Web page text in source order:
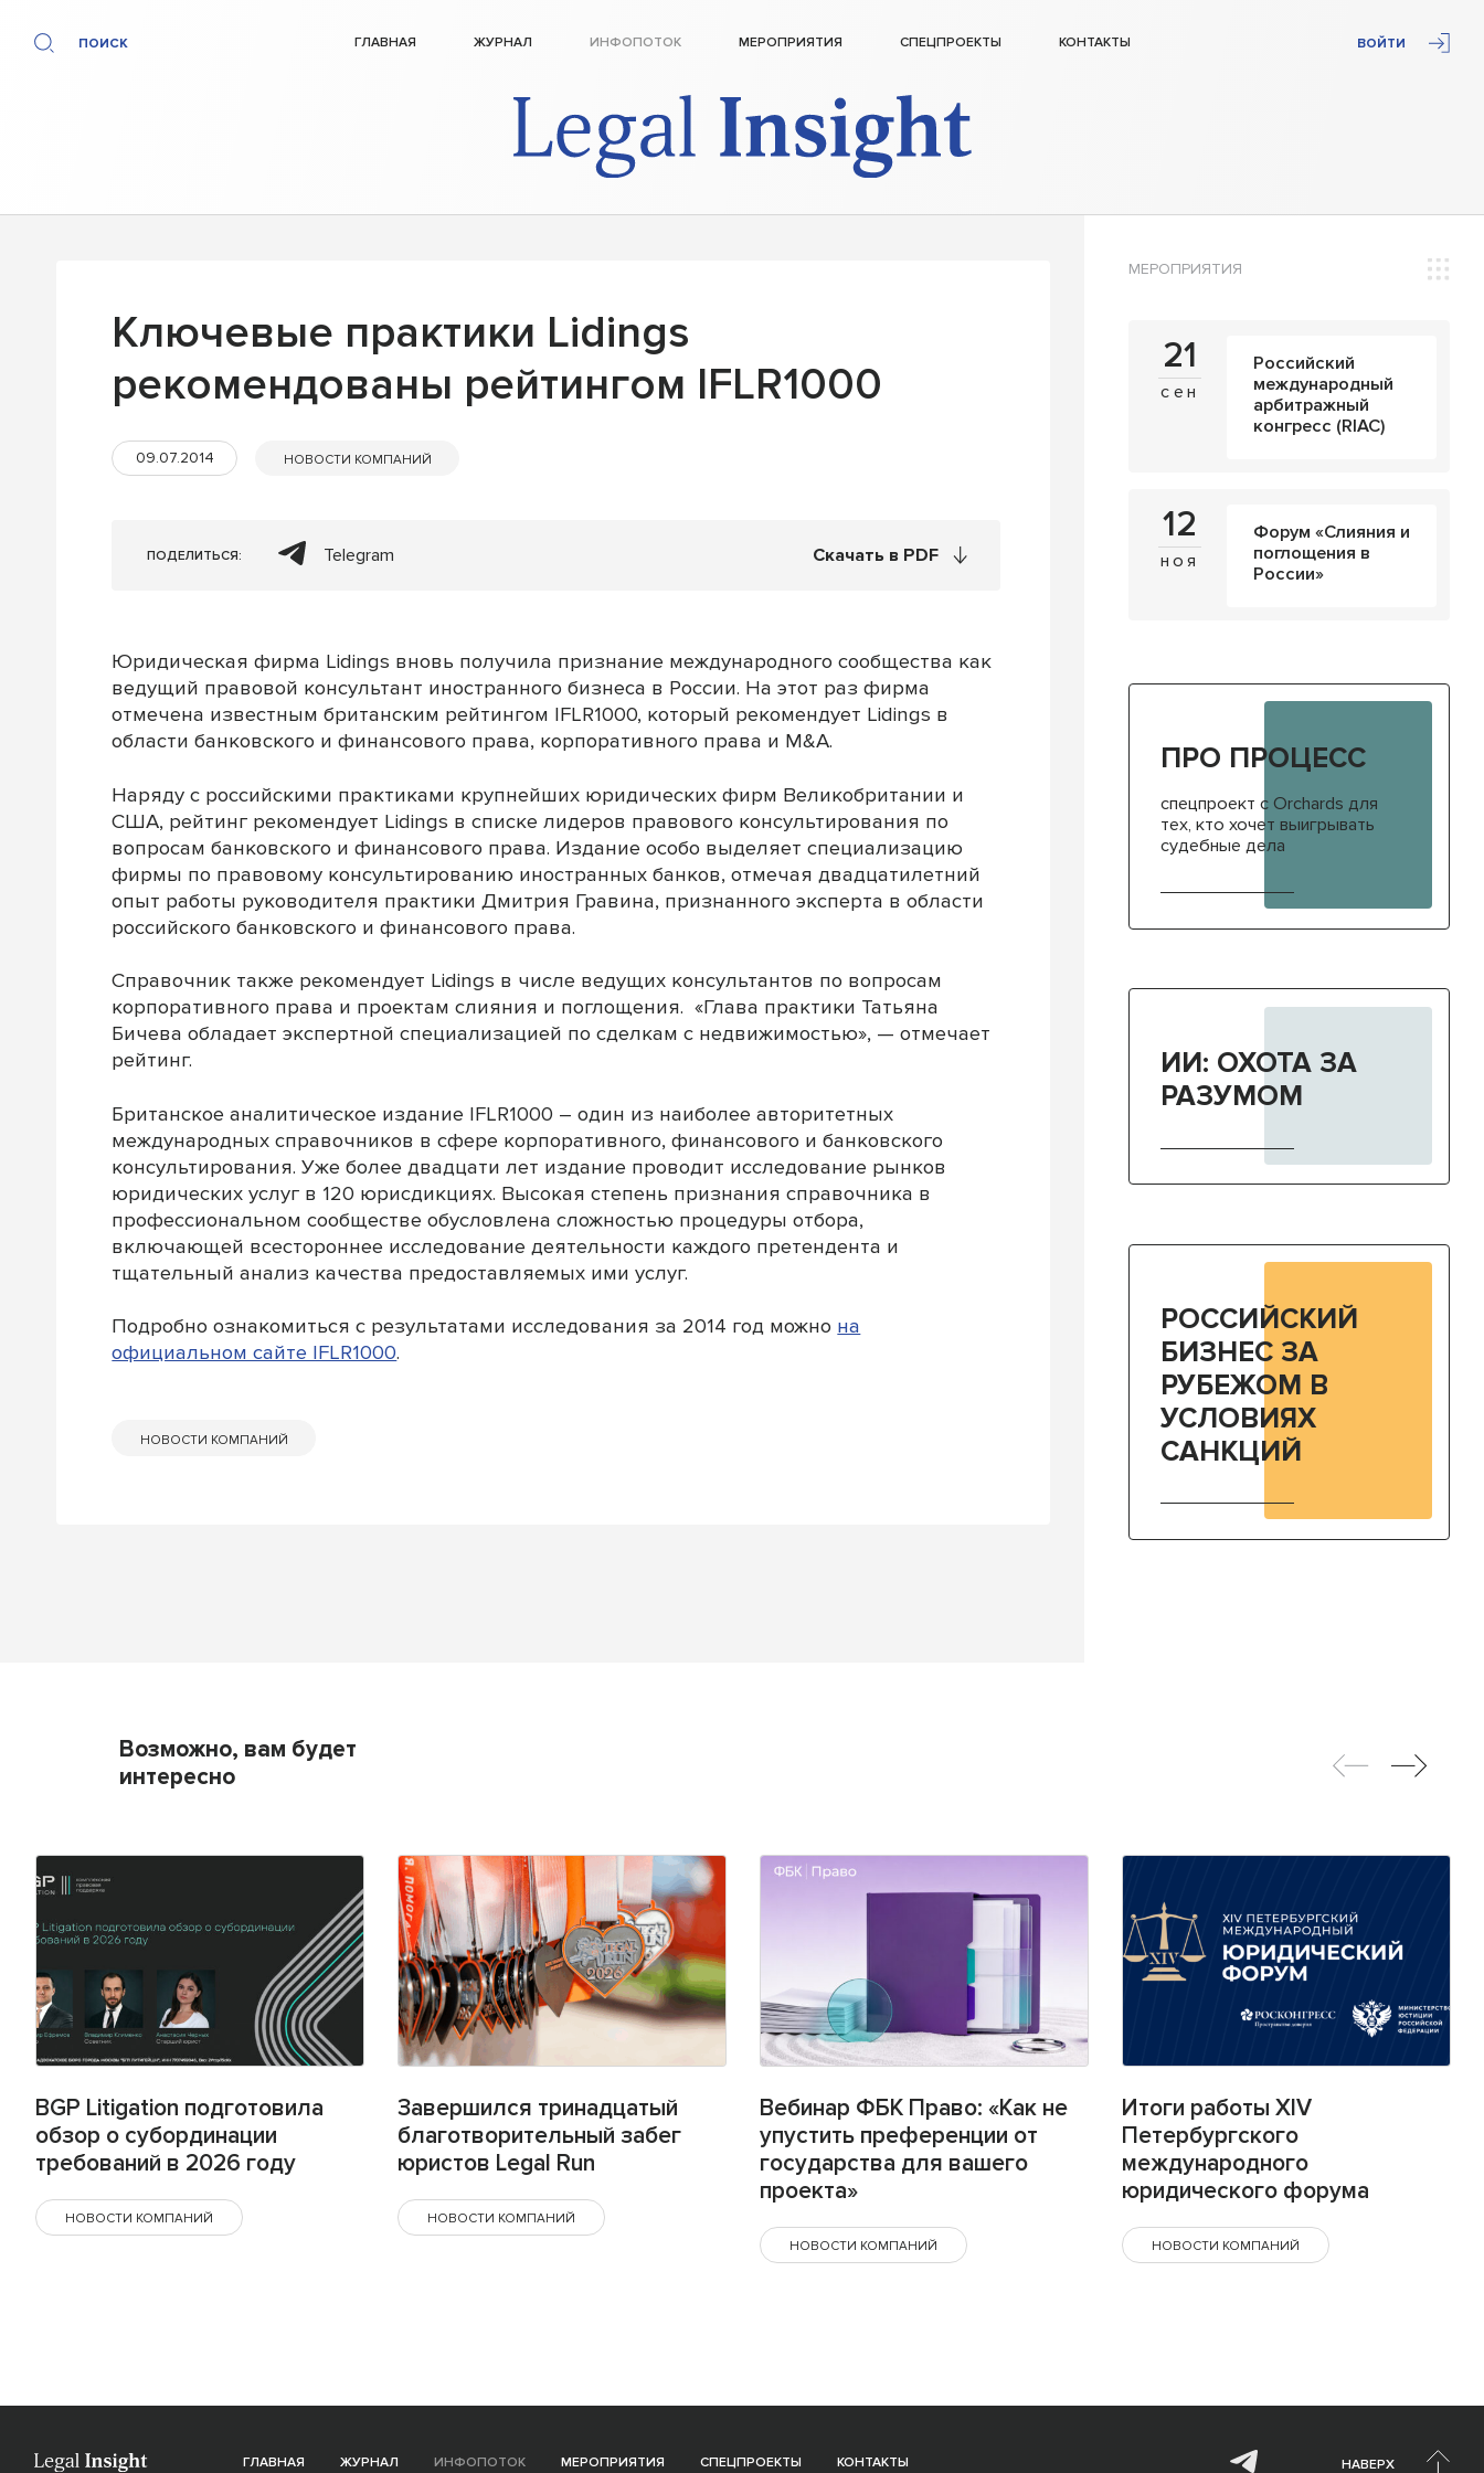
ПОИСК ГЛАВНАЯ ЖУРНАЛ ИНФОПОТОК МЕРОПРИЯТИЯ СПЕЦПРОЕКТЫ КОНТАКТЫ ВОЙТИ
Ключевые практики Lidings
рекомендованы рейтингом IFLR1000
09.07.2014 НОВОСТИ КОМПАНИЙ
ПОДЕЛИТЬСЯ: Telegram Скачать в PDF
Юридическая фирма Lidings вновь получила признание международного сообщества как
ведущий правовой консультант иностранного бизнеса в России. На этот раз фирма
отмечена известным британским рейтингом IFLR1000, который рекомендует Lidings в
области банковского и финансового права, корпоративного права и M&A.
Наряду с российскими практиками крупнейших юридических фирм Великобритании и
США, рейтинг рекомендует Lidings в списке лидеров правового консультирования по
вопросам банковского и финансового права. Издание особо выделяет специализацию
фирмы по правовому консультированию иностранных банков, отмечая двадцатилетний
опыт работы руководителя практики Дмитрия Гравина, признанного эксперта в области
российского банковского и финансового права.
Справочник также рекомендует Lidings в числе ведущих консультантов по вопросам
корпоративного права и проектам слияния и поглощения. «Глава практики Татьяна
Бичева обладает экспертной специализацией по сделкам с недвижимостью», — отмечает
рейтинг.
Британское аналитическое издание IFLR1000 – один из наиболее авторитетных
международных справочников в сфере корпоративного, финансового и банковского
консультирования. Уже более двадцати лет издание проводит исследование рынков
юридических услуг в 120 юрисдикциях. Высокая степень признания справочника в
профессиональном сообществе обусловлена сложностью процедуры отбора,
включающей всестороннее исследование деятельности каждого претендента и
тщательный анализ качества предоставляемых ими услуг.
Подробно ознакомиться с результатами исследования за 2014 год можно на
официальном сайте IFLR1000.
НОВОСТИ КОМПАНИЙ
МЕРОПРИЯТИЯ
21
сен
Российский
международный
арбитражный
конгресс (RIAC)
12
ноя
Форум «Слияния и
поглощения в
России»
ПРО ПРОЦЕСС
спецпроект с Orchards для
тех, кто хочет выигрывать
судебные дела
ИИ: ОХОТА ЗА
РАЗУМОМ
РОССИЙСКИЙ
БИЗНЕС ЗА
РУБЕЖОМ В
УСЛОВИЯХ
САНКЦИЙ
Возможно, вам будет
интересно
BGP Litigation подготовила
обзор о субординации
требований в 2026 году
НОВОСТИ КОМПАНИЙ
Завершился тринадцатый
благотворительный забег
юристов Legal Run
НОВОСТИ КОМПАНИЙ
Вебинар ФБК Право: «Как не
упустить преференции от
государства для вашего
проекта»
НОВОСТИ КОМПАНИЙ
Итоги работы XIV
Петербургского
международного
юридического форума
НОВОСТИ КОМПАНИЙ
ГЛАВНАЯ ЖУРНАЛ ИНФОПОТОК МЕРОПРИЯТИЯ СПЕЦПРОЕКТЫ КОНТАКТЫ НАВЕРХ